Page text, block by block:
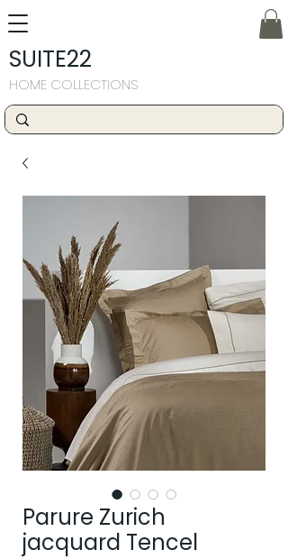
SUITE22
HOME COLLECTIONS
Parure Zurich
jacquard Tencel